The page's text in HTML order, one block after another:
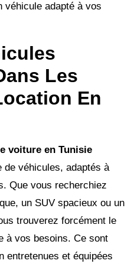
véhicule adapté à vos
Les
En
voiture en Tunisie
de véhicules, adaptés à
Que vous recherchiez
un SUV spacieux ou un
trouverez forcément le
à vos besoins. Ce sont
entretenues et équipées